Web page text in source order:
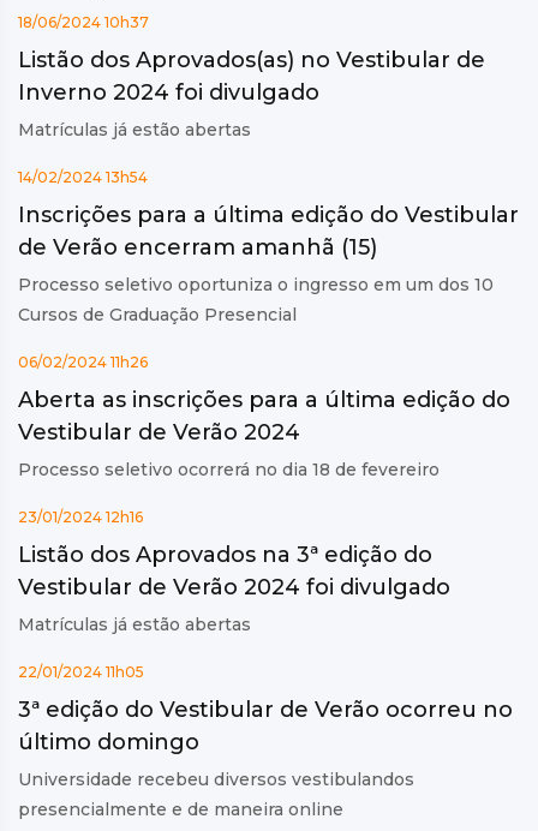
18/06/2024 10h37
Listão dos Aprovados(as) no Vestibular de
Inverno 2024 foi divulgado
Matrículas já estão abertas
14/02/2024 13h54
Inscrições para a última edição do Vestibular
de Verão encerram amanhã (15)
Processo seletivo oportuniza o ingresso em um dos 10
Cursos de Graduação Presencial
06/02/2024 11h26
Aberta as inscrições para a última edição do
Vestibular de Verão 2024
Processo seletivo ocorrerá no dia 18 de fevereiro
23/01/2024 12h16
Listão dos Aprovados na 3ª edição do
Vestibular de Verão 2024 foi divulgado
Matrículas já estão abertas
22/01/2024 11h05
3ª edição do Vestibular de Verão ocorreu no
último domingo
Universidade recebeu diversos vestibulandos
presencialmente e de maneira online